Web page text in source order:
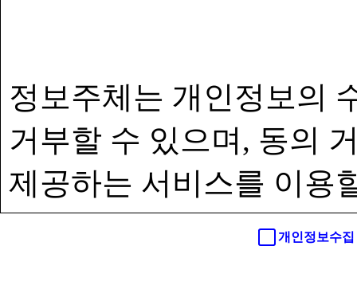
정보주체는 개인정보의
거부할 수 있으며, 동의
제공하는 서비스를 이용
개인정보수